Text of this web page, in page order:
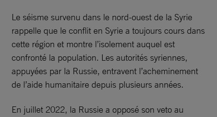
Le séisme survenu dans le nord-ouest de la Syrie
rappelle que le conflit en Syrie a toujours cours dans
cette région et montre l’isolement auquel est
confronté la population. Les autorités syriennes,
appuyées par la Russie, entravent l’acheminement
de l’aide humanitaire depuis plusieurs années.
En juillet 2022, la Russie a opposé son veto au